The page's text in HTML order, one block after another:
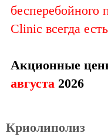
бесперебойного
Clinic всегда
Акционные
августа 2026
Криолиполиз